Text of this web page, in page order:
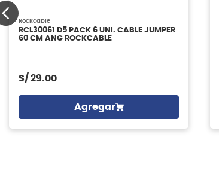
Rockcable
RCL30061 D5 PACK 6 UNI. CABLE JUMPER
60 CM ANG ROCKCABLE
S/ 29.00
Agregar